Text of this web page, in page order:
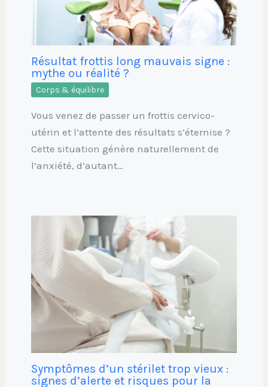
Résultat frottis long mauvais signe :
mythe ou réalité ?
Corps & équilibre
Vous venez de passer un frottis cervico-
utérin et l’attente des résultats s’éternise ?
Cette situation génère naturellement de
l’anxiété, d’autant…
Symptômes d’un stérilet trop vieux :
signes d’alerte et risques pour la